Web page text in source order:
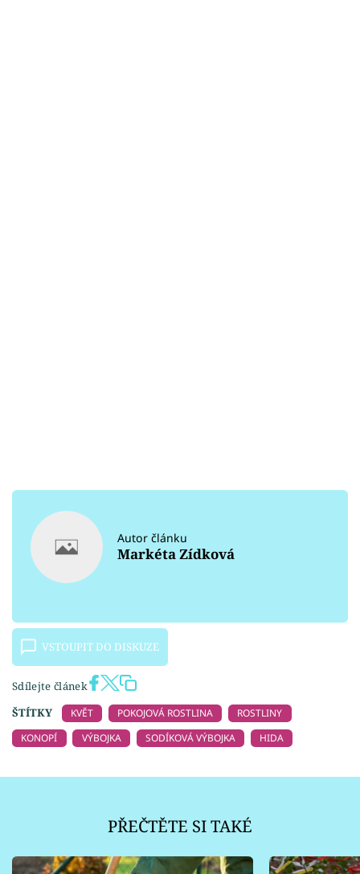
Autor článku
Markéta Zídková
VSTOUPIT DO DISKUZE
Sdílejte článek
ŠTÍTKY
KVĚT POKOJOVÁ ROSTLINA
ROSTLINY
KONOPÍ
VÝBOJKA SODÍKOVÁ VÝBOJKA HIDA
PŘEČTĚTE SI TAKÉ